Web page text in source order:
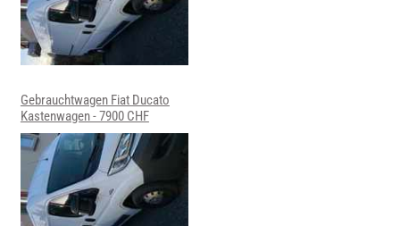
Gebrauchtwagen Fiat Ducato
Kastenwagen - 7900 CHF